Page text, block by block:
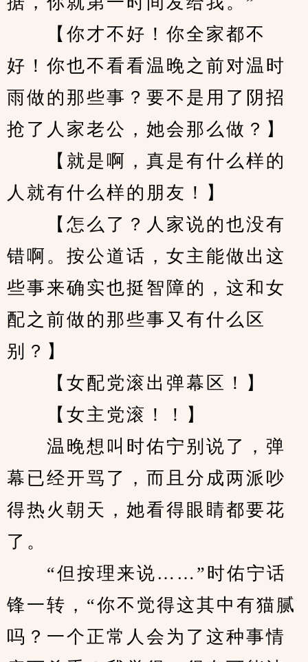
【你才不好！你全家都不
好！你也不看看温晚之前对温时
雨做的那些事？要不是用了阴招
抢了人家老公，她会那么做？】
【就是啊，真是有什么样的
人就有什么样的朋友！】
【怎么了？人家说的也没有
错啊。按公道话，女主能做出这
些事来确实也挺智障的，这和女
配之前做的那些事又有什么区
别？】
【女配党滚出弹幕区！】
【女主党滚！！】
温晚想叫时佑宁别说了，弹
幕已经开骂了，而且分成两派吵
得热火朝天，她看得眼睛都要花
了。
“但按理来说……”时佑宁话
锋一转，“你不觉得这其中有猫腻
吗？一个正常人会为了这种事情